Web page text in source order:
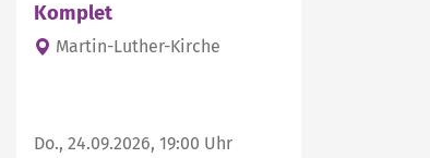
Komplet
Martin-Luther-Kirche
Do., 24.09.2026, 19:00 Uhr